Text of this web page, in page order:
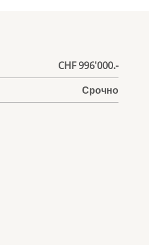
CHF 996'000.-
Срочно